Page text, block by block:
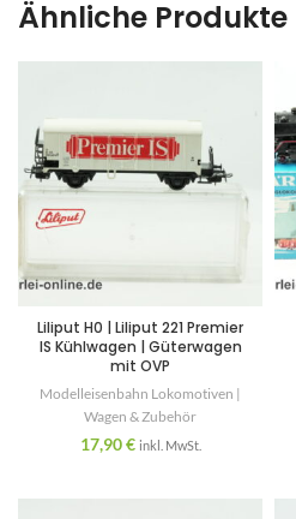
Ähnliche Produkte
Liliput H0 | Liliput 221 Premier
IS Kühlwagen | Güterwagen
mit OVP
Modelleisenbahn Lokomotiven |
Wagen & Zubehör
17,90€ inkl. MwSt.